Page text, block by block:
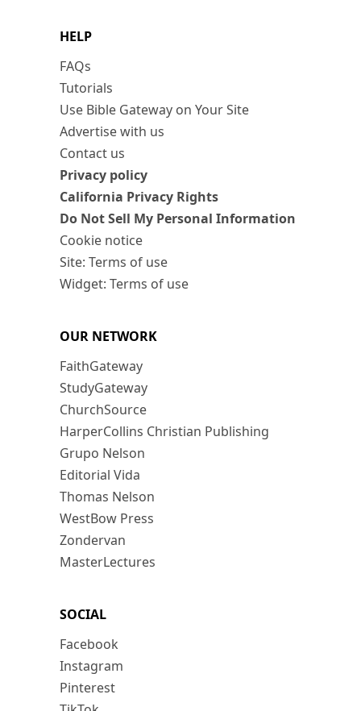
HELP
FAQs
Tutorials
Use Bible Gateway on Your Site
Advertise with us
Contact us
Privacy policy
California Privacy Rights
Do Not Sell My Personal Information
Cookie notice
Site: Terms of use
Widget: Terms of use
OUR NETWORK
FaithGateway
StudyGateway
ChurchSource
HarperCollins Christian Publishing
Grupo Nelson
Editorial Vida
Thomas Nelson
WestBow Press
Zondervan
MasterLectures
SOCIAL
Facebook
Instagram
Pinterest